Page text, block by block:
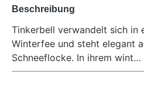
Beschreibung
Tinkerbell verwandelt sich in
Winterfee und steht elegant
Schneeflocke. In ihrem wint…